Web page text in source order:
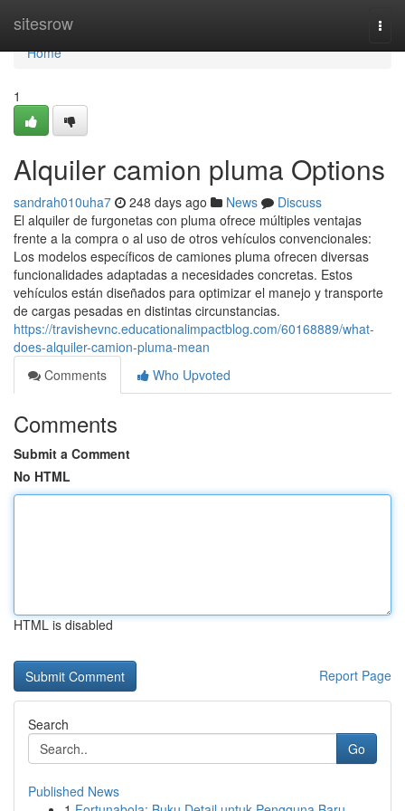
sitesrow
Home
Home
1
Alquiler camion pluma Options
sandrah010uha7 248 days ago News
Discuss
El alquiler de furgonetas con pluma ofrece múltiples ventajas
frente a la compra o al uso de otros vehículos convencionales:
Los modelos específicos de camiones pluma ofrecen diversas
funcionalidades adaptadas a necesidades concretas. Estos
vehículos están diseñados para optimizar el manejo y transporte
de cargas pesadas en distintas circunstancias.
https://travishevnc.educationalimpactblog.com/60168889/what-
does-alquiler-camion-pluma-mean
Comments
Who Upvoted
Comments
Submit a Comment
No HTML
HTML is disabled
Report Page
Search
Go
Published News